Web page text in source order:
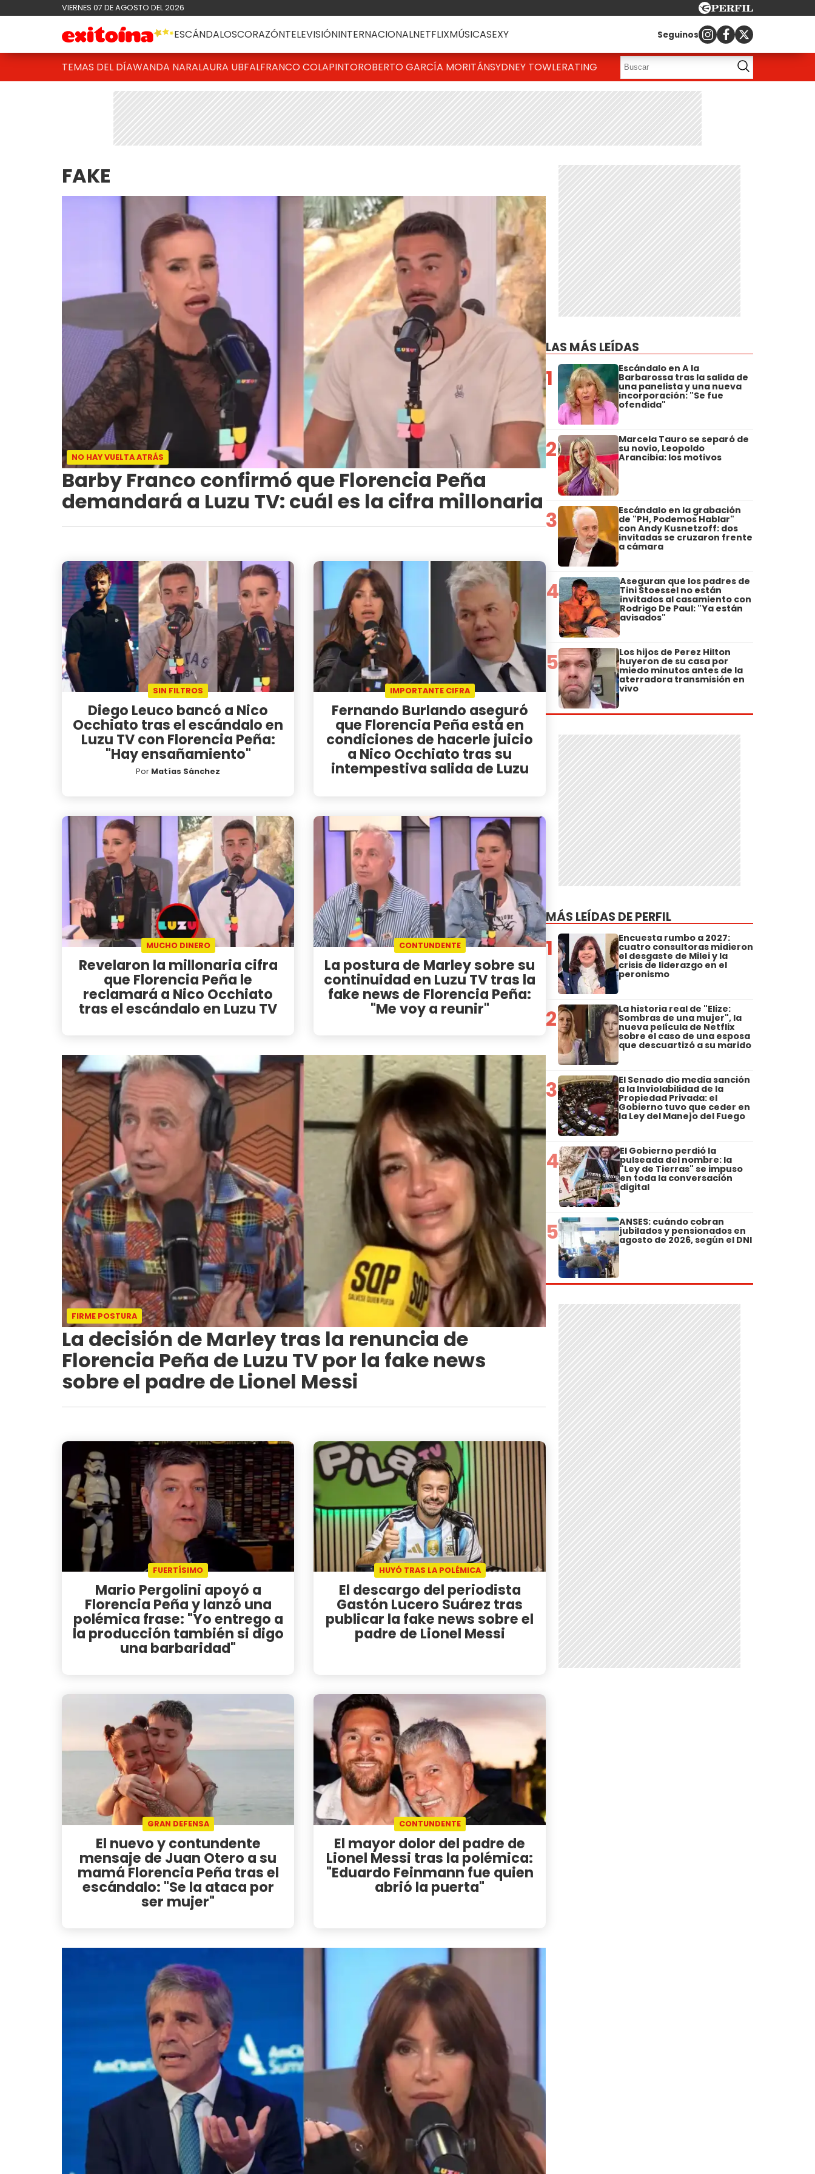
VIERNES 07 DE AGOSTO DEL 2026
ESCÁNDALOSCORAZÓNTELEVISIÓNINTERNACIONALNETFLIXMÚSICASEXY Seguinos
TEMAS DEL DÍAWANDA NARALAURA UBFALFRANCO COLAPINTOROBERTO GARCÍA MORITÁNSYDNEY TOWLERATING
FAKE
NO HAY VUELTA ATRÁS
Barby Franco confirmó que Florencia Peña
demandará a Luzu TV: cuál es la cifra millonaria
SIN FILTROS
Diego Leuco bancó a Nico
Occhiato tras el escándalo en
Luzu TV con Florencia Peña:
"Hay ensañamiento"
Por Matías Sánchez
IMPORTANTE CIFRA
Fernando Burlando aseguró
que Florencia Peña está en
condiciones de hacerle juicio
a Nico Occhiato tras su
intempestiva salida de Luzu
MUCHO DINERO
Revelaron la millonaria cifra
que Florencia Peña le
reclamará a Nico Occhiato
tras el escándalo en Luzu TV
CONTUNDENTE
La postura de Marley sobre su
continuidad en Luzu TV tras la
fake news de Florencia Peña:
"Me voy a reunir"
FIRME POSTURA
La decisión de Marley tras la renuncia de
Florencia Peña de Luzu TV por la fake news
sobre el padre de Lionel Messi
FUERTÍSIMO
Mario Pergolini apoyó a
Florencia Peña y lanzó una
polémica frase: "Yo entrego a
la producción también si digo
una barbaridad"
HUYÓ TRAS LA POLÉMICA
El descargo del periodista
Gastón Lucero Suárez tras
publicar la fake news sobre el
padre de Lionel Messi
GRAN DEFENSA
El nuevo y contundente
mensaje de Juan Otero a su
mamá Florencia Peña tras el
escándalo: "Se la ataca por
ser mujer"
CONTUNDENTE
El mayor dolor del padre de
Lionel Messi tras la polémica:
"Eduardo Feinmann fue quien
abrió la puerta"
LAS MÁS LEÍDAS
1 Escándalo en A la
Barbarossa tras la salida de
una panelista y una nueva
incorporación: "Se fue
ofendida"
2 Marcela Tauro se separó de
su novio, Leopoldo
Arancibia: los motivos
3 Escándalo en la grabación
de "PH, Podemos Hablar"
con Andy Kusnetzoff: dos
invitadas se cruzaron frente
a cámara
4 Aseguran que los padres de
Tini Stoessel no están
invitados al casamiento con
Rodrigo De Paul: "Ya están
avisados"
5 Los hijos de Perez Hilton
huyeron de su casa por
miedo minutos antes de la
aterradora transmisión en
vivo
MÁS LEÍDAS DE PERFIL
1 Encuesta rumbo a 2027:
cuatro consultoras midieron
el desgaste de Milei y la
crisis de liderazgo en el
peronismo
2 La historia real de "Elize:
Sombras de una mujer", la
nueva película de Netflix
sobre el caso de una esposa
que descuartizó a su marido
3 El Senado dio media sanción
a la Inviolabilidad de la
Propiedad Privada: el
Gobierno tuvo que ceder en
la Ley del Manejo del Fuego
4 El Gobierno perdió la
pulseada del nombre: la
"Ley de Tierras" se impuso
en toda la conversación
digital
5 ANSES: cuándo cobran
jubilados y pensionados en
agosto de 2026, según el DNI